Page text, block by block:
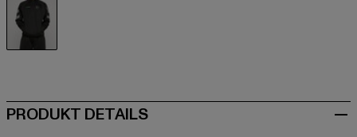
PRODUKT DETAILS